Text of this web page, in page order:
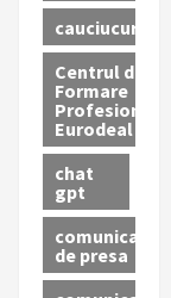
cauciucuri
Centrul de
Formare
Profesionala
Eurodeal
chat
gpt
comunicat
de presa